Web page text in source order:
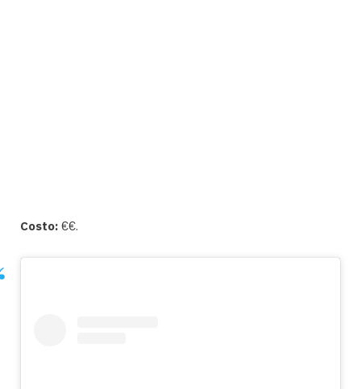
Costo: €€.